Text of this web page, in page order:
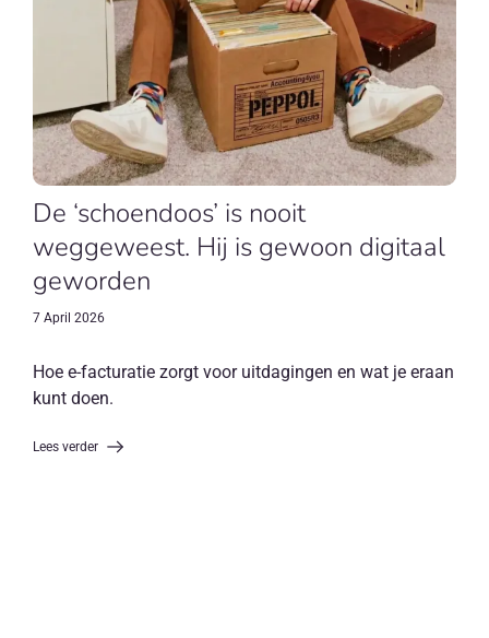
De ‘schoendoos’ is nooit
weggeweest. Hij is gewoon digitaal
geworden
7 April 2026
Hoe e-facturatie zorgt voor uitdagingen en wat je eraan
kunt doen.
Lees verder